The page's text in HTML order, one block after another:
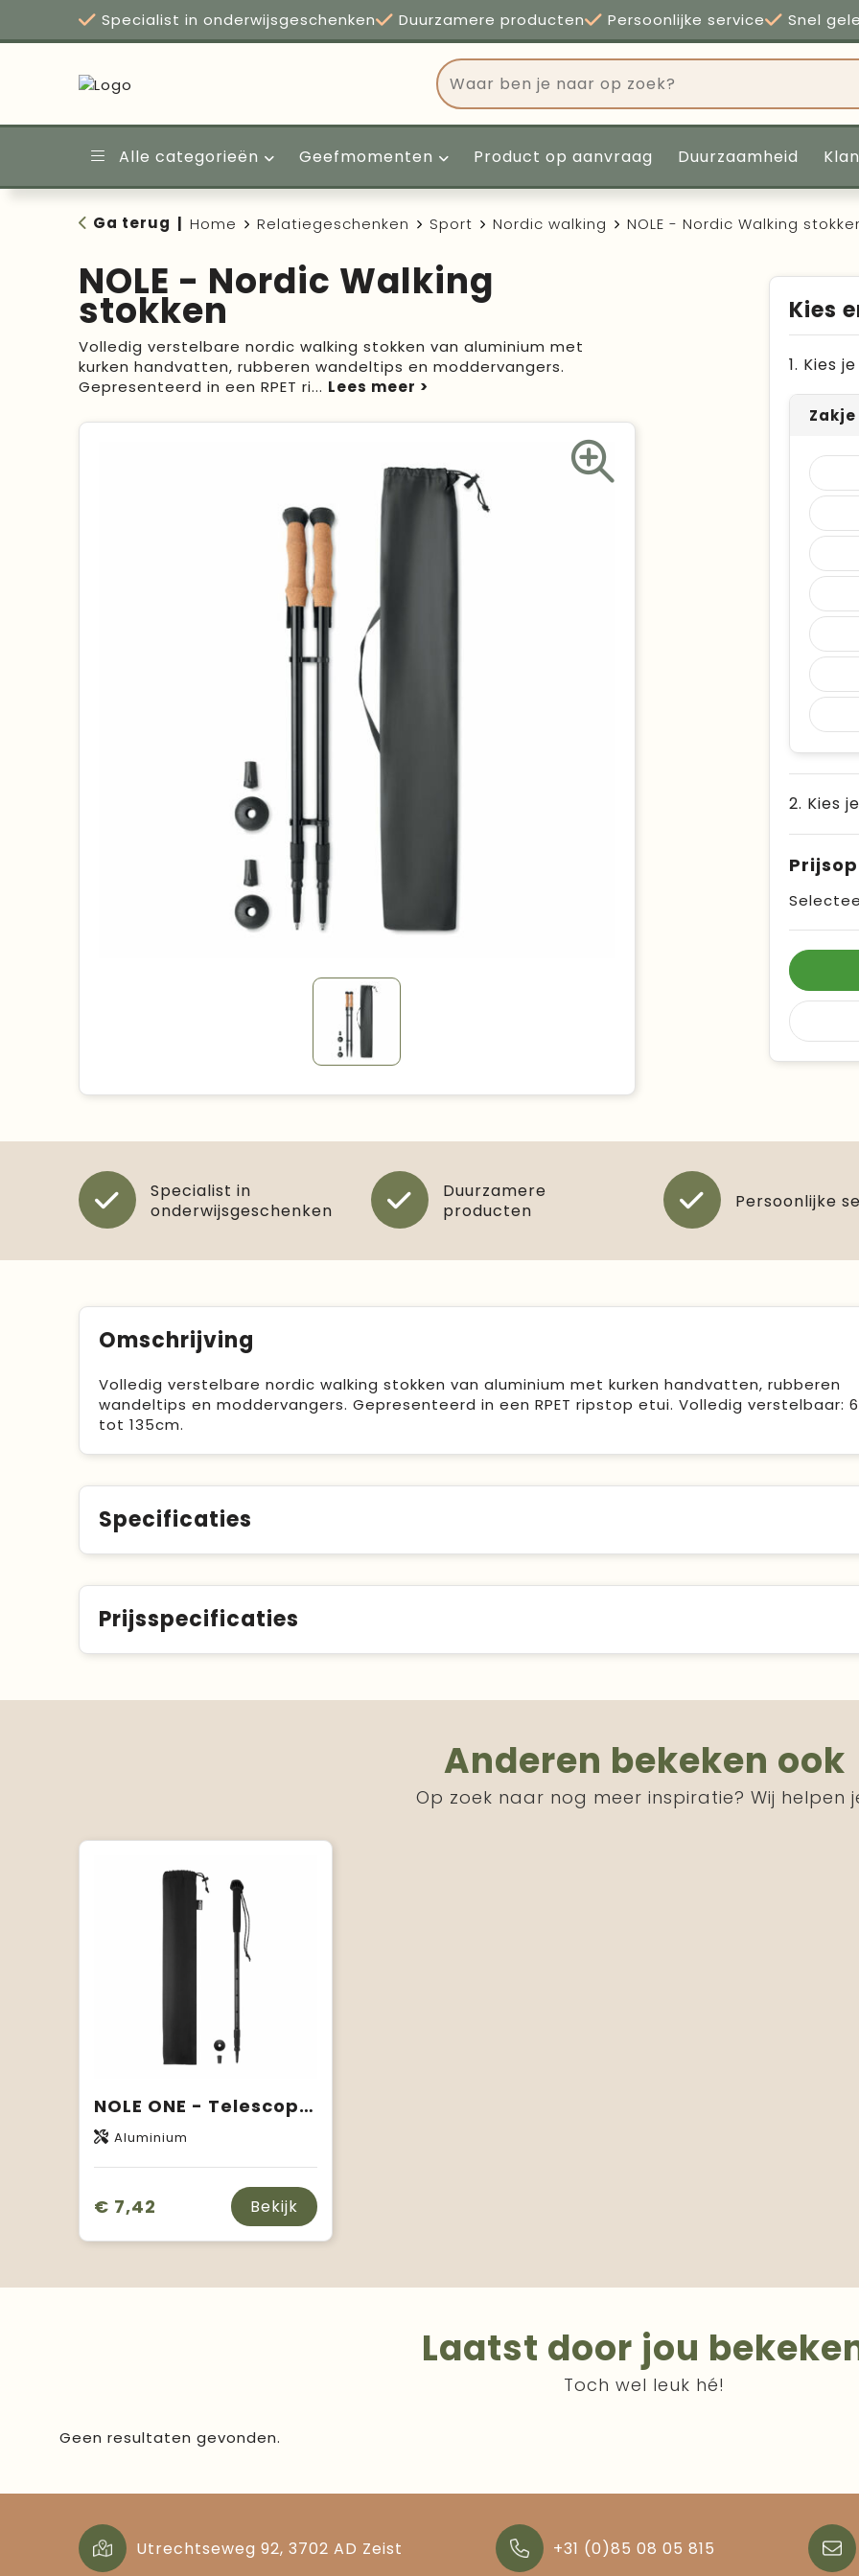
Specialist in onderwijsgeschenken Duurzamere producten Persoonlijke service Snel
Alle categorieën Geefmomenten Product op aanvraag Duurzaamheid
Ga terug Home Relatiegeschenken Sport Nordic walking NOLE - Nordic Walking
NOLE - Nordic Walking
stokken
Volledig verstelbare nordic walking stokken van aluminium met
kurken handvatten, rubberen wandeltips en moddervangers.
Gepresenteerd in een RPET ri...
Kies
1. Kies
2. Kies
Specialist in
onderwijsgeschenken
Duurzamere
producten
Persoonlijke
Omschrijving
Volledig verstelbare nordic walking stokken van aluminium met kurken handvatten, rubberen
wandeltips en moddervangers. Gepresenteerd in een RPET ripstop etui. Volledig verstelbaar:
tot 135cm.
Specificaties
Prijsspecificaties
Anderen bekeken ook
Op zoek naar nog meer inspiratie? Wij helpen
NOLE ONE - Telescopische wandelstok
Aluminium
€ 7,42 Bekijk
Laatst door jou
Toch wel leuk hé!
Geen resultaten gevonden.
Utrechtseweg 92, 3702 AD Zeist +31 (0)85 08 05 815